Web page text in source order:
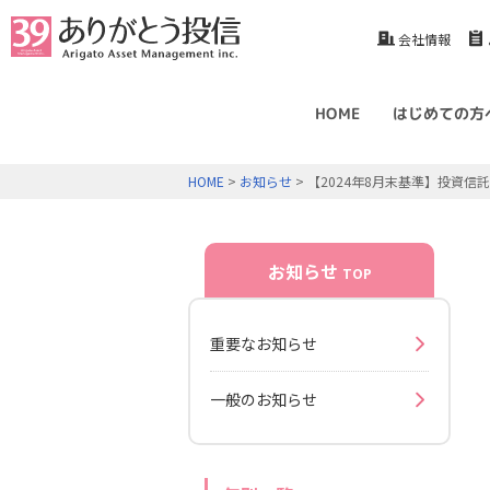
会社情報
HOME はじめての方
HOME > お知らせ > 【2024年8月末基準】投資信
お知らせ TOP
重要なお知らせ
一般のお知らせ